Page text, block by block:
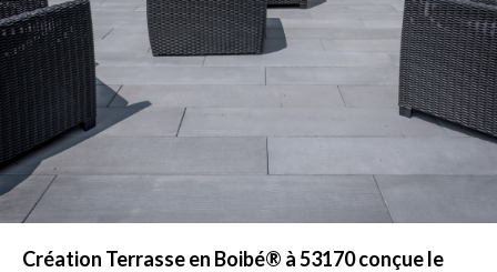
Création Terrasse en Boibé® à 53170 conçue le